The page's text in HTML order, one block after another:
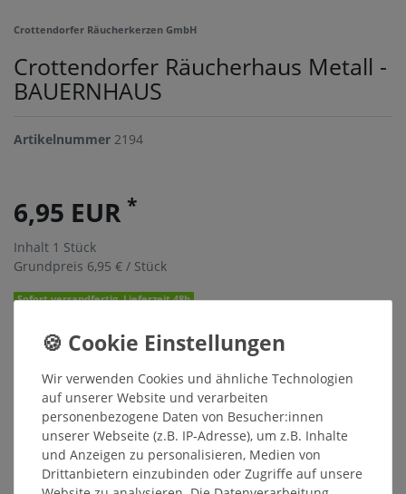
Crottendorfer Räucherkerzen GmbH
Crottendorfer Räucherhaus Metall -
BAUERNHAUS
Artikelnummer 2194
6,95 EUR *
Inhalt 1 Stück
Grundpreis 6,95 € / Stück
Sofort versandfertig, Lieferzeit 48h
In den Warenkorb
Wunschliste
* inkl. ges. MwSt. zzgl. Versandkosten
Wir verwenden Cookies und ähnliche Technologien
auf unserer Website und verarbeiten
personenbezogene Daten von Besucher:innen
unserer Webseite (z.B. IP-Adresse), um z.B. Inhalte
und Anzeigen zu personalisieren, Medien von
Drittanbietern einzubinden oder Zugriffe auf unsere